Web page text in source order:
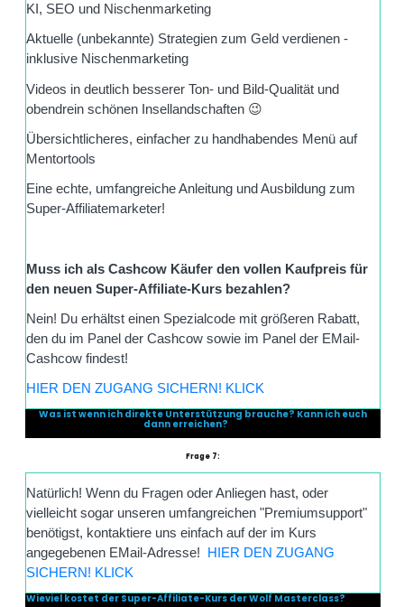
KI, SEO und Nischenmarketing
Aktuelle (unbekannte) Strategien zum Geld verdienen -
inklusive Nischenmarketing
Videos in deutlich besserer Ton- und Bild-Qualität und
obendrein schönen Insellandschaften 😉
Übersichtlicheres, einfacher zu handhabendes Menü auf
Mentortools
Eine echte, umfangreiche Anleitung und Ausbildung zum
Super-Affiliatemarketer!
Muss ich als Cashcow Käufer den vollen Kaufpreis für
den neuen Super-Affiliate-Kurs bezahlen?
Nein! Du erhältst einen Spezialcode mit größeren Rabatt,
den du im Panel der Cashcow sowie im Panel der EMail-
Cashcow findest!
HIER DEN ZUGANG SICHERN! KLICK
Was ist wenn ich direkte Unterstützung brauche? Kann ich euch
dann erreichen?
Frage 7:
Natürlich! Wenn du Fragen oder Anliegen hast, oder
vielleicht sogar unseren umfangreichen "Premiumsupport"
benötigst, kontaktiere uns einfach auf der im Kurs
angegebenen EMail-Adresse! HIER DEN ZUGANG
SICHERN! KLICK
Wieviel kostet der Super-Affiliate-Kurs der Wolf Masterclass?